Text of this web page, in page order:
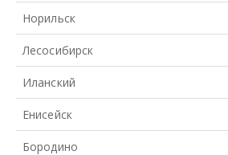
Норильск
Лесосибирск
Иланский
Енисейск
Бородино